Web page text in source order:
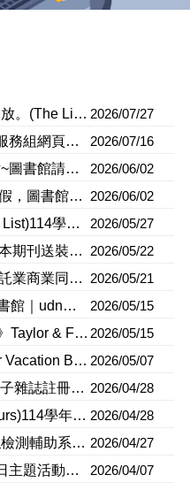
圖書館地下自修室，正常開放。(The Library Basement Study Room Is Now Open.) 2026/07/27
《維護公告》7/30(四)圖書服務組網頁暫停服務
2026/07/16
〈推廣活動〉期末考補給站~圖書館請客喝咖啡~
2026/06/02
114-2彈性教學/學習週暨暑假，圖書館開放時間(114-2 Flexible Teaching/Learning Week and Summer Library Opening Hours.)
2026/06/02
(End-of-Semester Overdue List)114學年度第二學期期末借閱資料逾期清單
2026/05/27
即日起進行2024-2025年紙本期刊送裝作業，不便之處，敬請見諒
2026/05/22
<轉知>114年度中華民國信託業商業同業公會年報已出刊，歡迎 逕行下載參閱。
2026/05/21
《抽獎活動》udn電子書讀書館｜udn借閱王活動，~6/14止
2026/05/15
《試用電子期刊&有獎徵答》Taylor & Francis S&T+SSH 期刊， ~6/10止 2026/05/15
調整暑假還書日期(Summer Vacation Book Return Due Date Adjustment) 2026/05/07
《試用電子雜誌》KONO電子雜誌註冊成功後，不限網域可使用， ~5/30止 2026/04/28
(114-2 Library Opening Hours)114學年度第2學期圖書館開放時間 2026/04/28
國家圖書館「學位論文相似檢測輔助系統」開放使用時間為115年04月27日起至115年08月31日止 2026/04/27
國家圖書館-2026世界閱讀日主題活動「我的經典繪本由我展演」行動故事盒創作活動
2026/04/07